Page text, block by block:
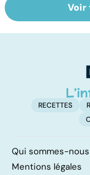
La
pulmonaire
Voir
RECETTES
Qui sommes-
Mentions légales